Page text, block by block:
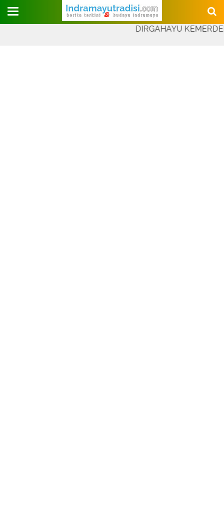
Judul Website
DIRGAHAYU KEMERDEKAAN